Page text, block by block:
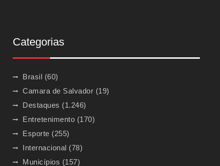
Categorias
Brasil (60)
Camara de Salvador (19)
Destaques (1.246)
Entretenimento (170)
Esporte (255)
Internacional (78)
Municípios (157)